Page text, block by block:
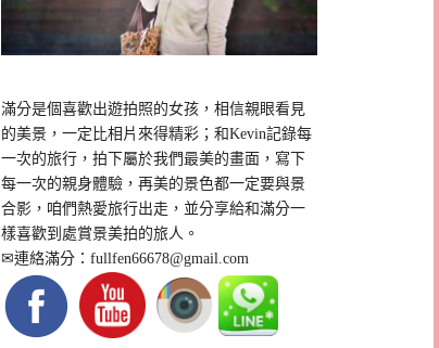
滿分是個喜歡出遊拍照的女孩，相信親眼看見
的美景，一定比相片來得精彩；和Kevin記錄每
一次的旅行，拍下屬於我們最美的畫面，寫下
每一次的親身體驗，再美的景色都一定要與景
合影，咱們熱愛旅行出走，並分享給和滿分一
樣喜歡到處賞景美拍的旅人。
✉連絡滿分：fullfen66678@gmail.com